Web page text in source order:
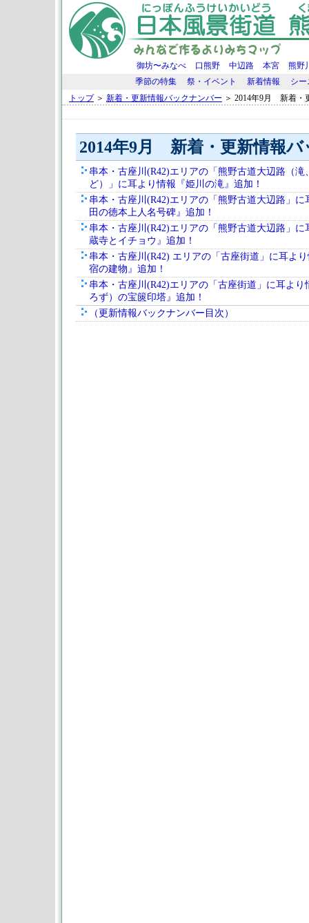
御坊〜みなべ 口熊野 中辺路 本宮
熊野
季節の特集
祭・イベント 新着情報
シ
トップ＞ 新着・更新情報バックナンバー ＞ 2014年9月 新着・
2014年9月 新着・更新情報
串本・古座川(R42)エリアの「熊野古道大辺路（滝
ど）」に耳より情報『姫川の滝』追加！
串本・古座川(R42)エリアの「熊野古道大辺路」に
田の徳本上人名号碑』追加！
串本・古座川(R42)エリアの「熊野古道大辺路」に
蔵寺とイチョウ』追加！
串本・古座川(R42) エリアの「古座街道」に耳よ
宿の建物』追加！
串本・古座川(R42)エリアの「古座街道」に耳より
ろず）の宝篋印塔』追加！
（更新情報バックナンバー目次）